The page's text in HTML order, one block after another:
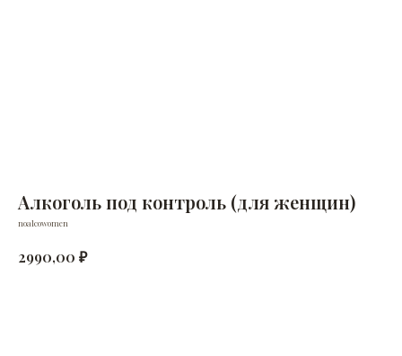
Алкоголь под контроль (для женщин)
noalcowomen
2990,00 ₽